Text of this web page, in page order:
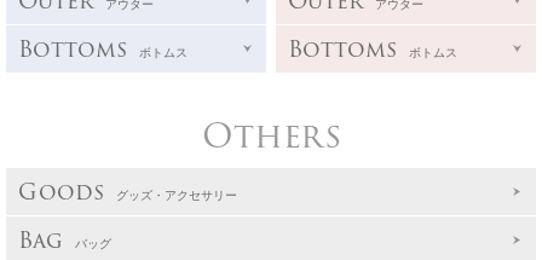
アウター
Bottoms ボトムス
アウター
Bottoms ボトムス
Others
Goods グッズ・アクセサリー
Bag バッグ